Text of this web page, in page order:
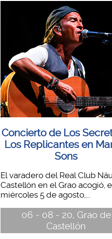
Concierto de Los
Los Replicantes en
Sons
El varadero del Real Club
Castellón en el Grao acogió,
miércoles 5 de agosto,...
06 - 08 - 20, Grao de
Castellón